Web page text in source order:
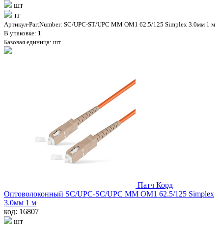
шт
тг
Артикул-PartNumber: SC/UPC-ST/UPC MM OM1 62.5/125 Simplex 3.0мм 1 м
В упаковке: 1
Базовая единица: шт
Патч Корд
Оптоволоконный SC/UPC-SC/UPC MM OM1 62.5/125 Simplex
3.0мм 1 м
код: 16807
шт